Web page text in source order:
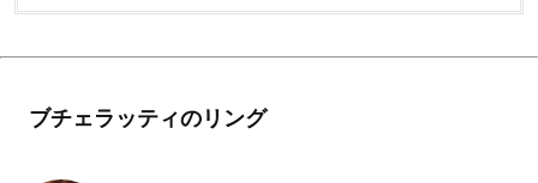
ブチェラッティのリング